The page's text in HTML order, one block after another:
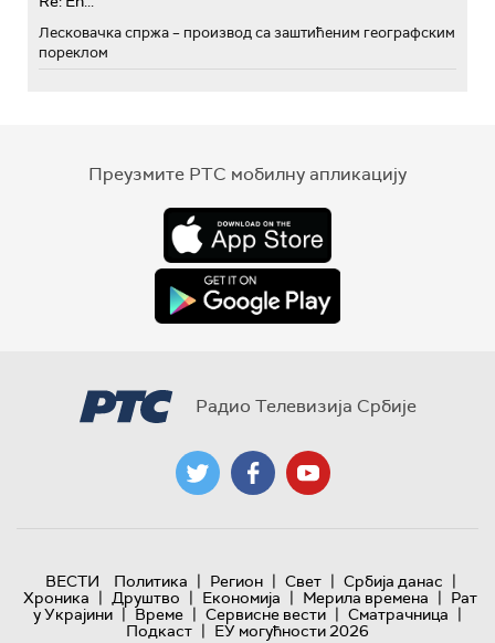
Лесковачка спржа – производ са заштићеним географским
пореклом
Преузмите РТС мобилну апликацију
Радио Телевизија Србије
ВЕСТИ Политика | Регион | Свет | Србија данас |
Хроника | Друштво | Економија | Мерила времена | Рат
у Украјини | Време | Сервисне вести | Сматрачница |
Подкаст | ЕУ могућности 2026